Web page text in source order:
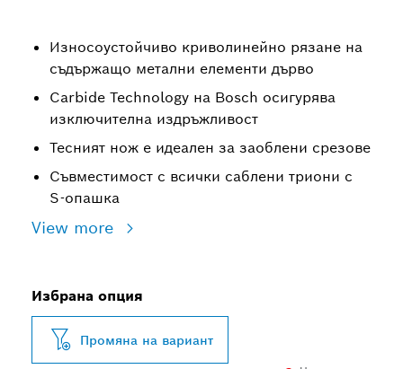
Износоустойчиво криволинейно рязане на
съдържащо метални елементи дърво
Carbide Technology на Bosch осигурява
изключителна издръжливост
Тесният нож е идеален за заоблени срезове
Съвместимост с всички саблени триони с
S-опашка
View more
Избрана опция
Промяна на вариант